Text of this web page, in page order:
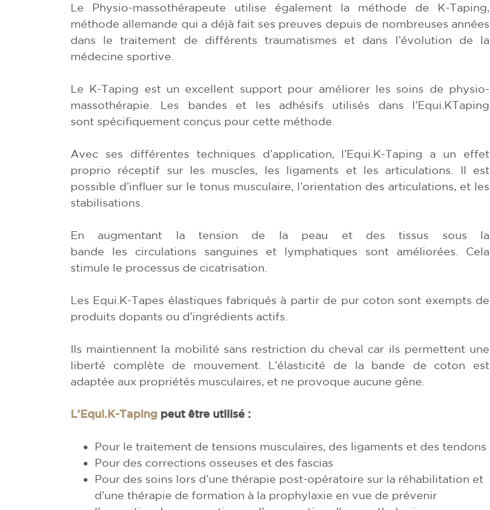
Le Physio-massothérapeute utilise également la méthode de K-Taping,
méthode allemande qui a déjà fait ses preuves depuis de nombreuses années
dans le traitement de différents traumatismes et dans l’évolution de la
médecine sportive.
Le K-Taping est un excellent support pour améliorer les soins de physio-
massothérapie. Les bandes et les adhésifs utilisés dans l’Equi.KTaping
sont spécifiquement conçus pour cette méthode.
Avec ses différentes techniques d’application, l’Equi.K-Taping a un effet
proprio réceptif sur les muscles, les ligaments et les articulations. Il est
possible d’influer sur le tonus musculaire, l’orientation des articulations, et les
stabilisations.
En augmentant la tension de la peau et des tissus sous la
bande les circulations sanguines et lymphatiques sont améliorées. Cela
stimule le processus de cicatrisation.
Les Equi.K-Tapes élastiques fabriqués à partir de pur coton sont exempts de
produits dopants ou d’ingrédients actifs.
Ils maintiennent la mobilité sans restriction du cheval car ils permettent une
liberté complète de mouvement. L’élasticité de la bande de coton est
adaptée aux propriétés musculaires, et ne provoque aucune gêne.
L’Equi.K-Taping peut être utilisé :
Pour le traitement de tensions musculaires, des ligaments et des tendons
Pour des corrections osseuses et des fascias
Pour des soins lors d’une thérapie post-opératoire sur la réhabilitation et
d’une thérapie de formation à la prophylaxie en vue de prévenir